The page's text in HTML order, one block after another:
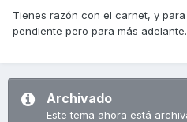
Tienes razón con el carnet, y
pendiente pero para más adelante.
Archivado
Este tema ahora está